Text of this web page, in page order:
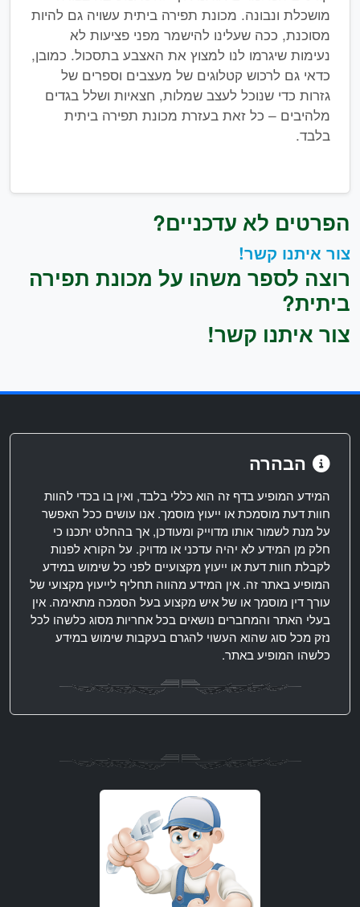
מושכלת ונבונה. מכונת תפירה ביתית עשויה גם להיות
מסוכנת, ככה שעלינו להישמר מפני פציעות לא
נעימות שיגרמו לנו למצוץ את האצבע בתסכול. כמובן,
כדאי גם לרכוש קטלוגים של מעצבים וספרים של
גזרות כדי שנוכל לעצב שמלות, חצאיות ושלל בגדים
מלהיבים – כל זאת בעזרת מכונת תפירה ביתית
בלבד.
הפרטים לא עדכניים?
צור איתנו קשר!
רוצה לספר משהו על מכונת תפירה
ביתית?
צור איתנו קשר!
הבהרה
המידע המופיע בדף זה הוא כללי בלבד, ואין בו בכדי להוות
חוות דעת מוסמכת או ייעוץ מוסמך. אנו עושים ככל האפשר
על מנת לשמור אותו מדוייק ומעודכן, אך בהחלט יתכנו כי
חלק מן המידע לא יהיה עדכני או מדויק. על הקורא לפנות
לקבלת חוות דעת או ייעוץ מקצועיים לפני כל שימוש במידע
המופיע באתר זה. אין המידע מהווה תחליף לייעוץ מקצועי של
עורך דין מוסמך או של איש מקצוע בעל הסמכה מתאימה. אין
בעלי האתר והמחברים נושאים בכל אחריות מסוג כלשהו לכל
נזק מכל סוג שהוא העשוי להגרם בעקבות שימוש במידע
כלשהו המופיע באתר.